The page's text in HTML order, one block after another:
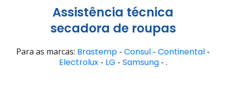
Assistência técnica
secadora de roupas
Para as marcas: Brastemp - Consul - Continental -
Electrolux- LG - Samsung- .